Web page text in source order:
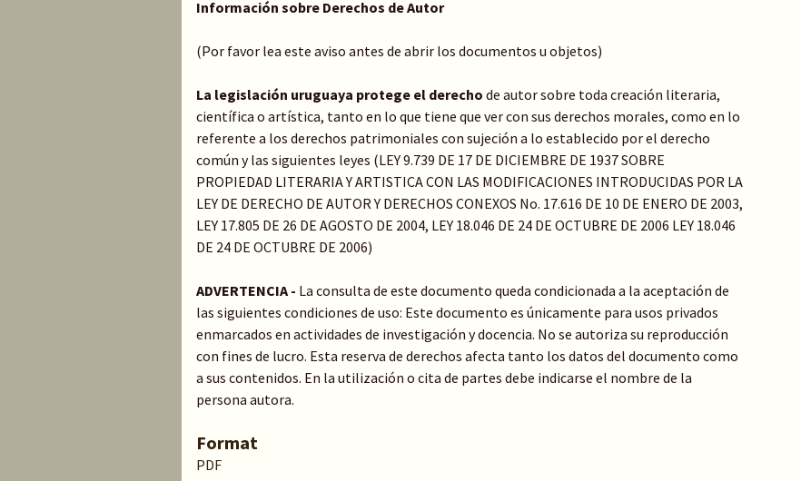
Información sobre Derechos de Autor
(Por favor lea este aviso antes de abrir los documentos u objetos)
La legislación uruguaya protege el derecho de autor sobre toda creación literaria,
científica o artística, tanto en lo que tiene que ver con sus derechos morales, como en lo
referente a los derechos patrimoniales con sujeción a lo establecido por el derecho
común y las siguientes leyes (LEY 9.739 DE 17 DE DICIEMBRE DE 1937 SOBRE
PROPIEDAD LITERARIA Y ARTISTICA CON LAS MODIFICACIONES INTRODUCIDAS POR LA
LEY DE DERECHO DE AUTOR Y DERECHOS CONEXOS No. 17.616 DE 10 DE ENERO DE 2003,
LEY 17.805 DE 26 DE AGOSTO DE 2004, LEY 18.046 DE 24 DE OCTUBRE DE 2006 LEY 18.046
DE 24 DE OCTUBRE DE 2006)
ADVERTENCIA - La consulta de este documento queda condicionada a la aceptación de
las siguientes condiciones de uso: Este documento es únicamente para usos privados
enmarcados en actividades de investigación y docencia. No se autoriza su reproducción
con fines de lucro. Esta reserva de derechos afecta tanto los datos del documento como
a sus contenidos. En la utilización o cita de partes debe indicarse el nombre de la
persona autora.
Format
PDF